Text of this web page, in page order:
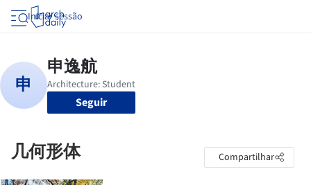
Iniciar sessão
Seguir
几何形体 Compartilhar